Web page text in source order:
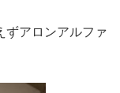
ずアロンアルファ